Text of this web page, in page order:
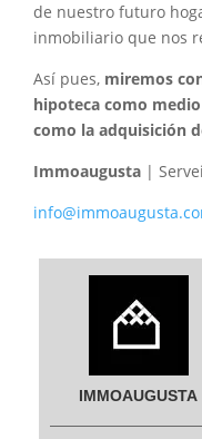
de nuestro futuro
inmobiliario que nos
Así pues, miremos
hipoteca como
como la adquisición
Immoaugusta |
IMMOAUGUSTA